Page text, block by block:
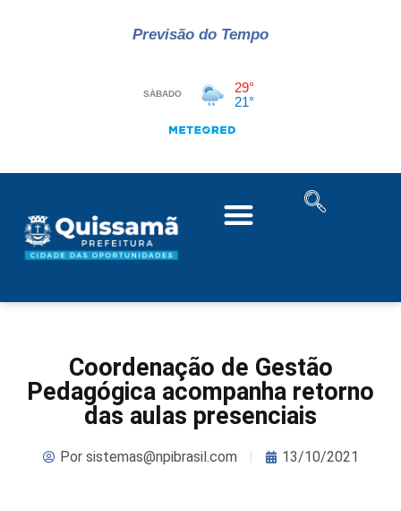
Previsão do Tempo
Coordenação de Gestão
Pedagógica acompanha retorno
das aulas presenciais
Porsistemas@npibrasil.com 13/10/2021